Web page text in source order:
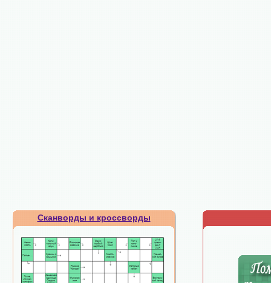
Сканворды и кроссворды